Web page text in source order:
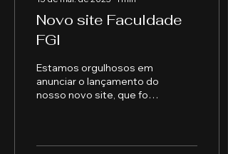
Novo site Faculdade
FGI
Estamos orgulhosos em
anunciar o lançamento do
nosso novo site, que foi